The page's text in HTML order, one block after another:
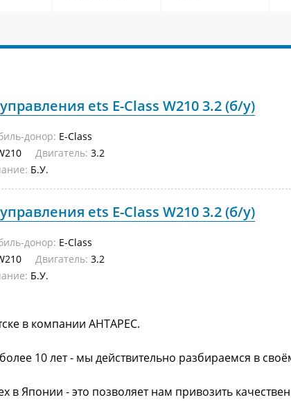
ets E-Class W210 3.2 (б/у)
донор: E-Class
Двигатель: 3.2
Б.У.
ets E-Class W210 3.2 (б/у)
донор: E-Class
Двигатель: 3.2
Б.У.
в компании АНТАРЕС.
10 лет - мы действительно разбираемся в
в Японии - это позволяет нам привозить